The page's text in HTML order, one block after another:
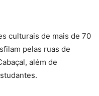
culturais de mais de 70
pelas ruas de
além de